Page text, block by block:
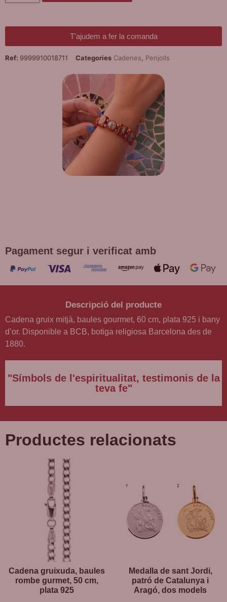
T'ajudem a fer la comanda
Ref: 9999910018711 Categories Cadenes Penjolls
Pagament segur i verificat amb
Descripció del producte
Cadena gruix mitjà, baules gourmet, 60 cm, plata 925 i bany
d’or. Disponible a BCB, botiga religiosa Barcelona des de
1880.
"Símbols de l'espiritualitat, testimonis de la
teva fe"
Productes relacionats
Cadena gruixuda, baules
rombe gurmet, 50 cm,
plata 925
Medalla de sant Jordi,
patró de Catalunya i
Aragó, dos models